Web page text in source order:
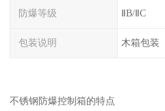
防爆等级 ⅡB/ⅡC
包装说明 木箱包装
不锈钢防爆控制箱的特点